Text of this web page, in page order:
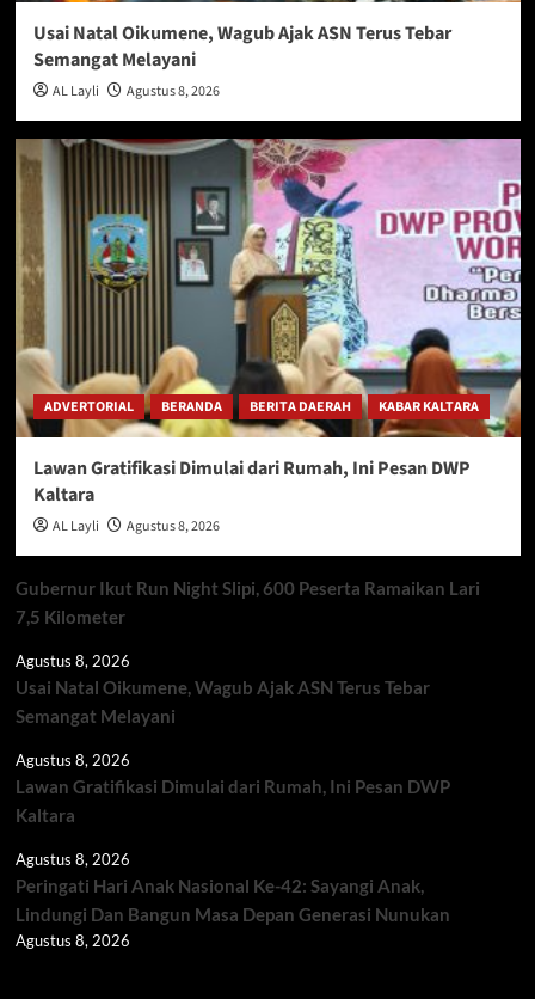
Usai Natal Oikumene, Wagub Ajak ASN Terus Tebar
Semangat Melayani
AL Layli Agustus 8, 2026
ADVERTORIAL BERANDA BERITA DAERAH KABAR KALTARA
Lawan Gratifikasi Dimulai dari Rumah, Ini Pesan DWP
Kaltara
AL Layli Agustus 8, 2026
Gubernur Ikut Run Night Slipi, 600 Peserta Ramaikan Lari
7,5 Kilometer
Agustus 8, 2026
Usai Natal Oikumene, Wagub Ajak ASN Terus Tebar
Semangat Melayani
Agustus 8, 2026
Lawan Gratifikasi Dimulai dari Rumah, Ini Pesan DWP
Kaltara
Agustus 8, 2026
Peringati Hari Anak Nasional Ke-42: Sayangi Anak,
Lindungi Dan Bangun Masa Depan Generasi Nunukan
Agustus 8, 2026